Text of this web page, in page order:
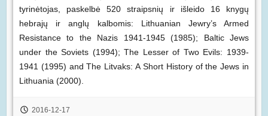
tyrinėtojas, paskelbė 520 straipsnių ir išleido 16 knygų
hebrajų ir anglų kalbomis: Lithuanian Jewry’s Armed
Resistance to the Nazis 1941-1945 (1985); Baltic Jews
under the Soviets (1994); The Lesser of Two Evils: 1939-
1941 (1995) and The Litvaks: A Short History of the Jews in
Lithuania (2000).
2016-12-17